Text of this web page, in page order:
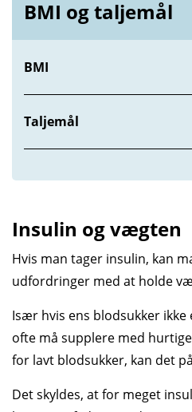
BMI og taljemål
BMI
Taljemål
Insulin og vægten
Hvis man tager insulin, kan
udfordringer med at holde
Især hvis ens blodsukker
ofte må supplere med
for lavt blodsukker, kan det
Det skyldes, at for meget